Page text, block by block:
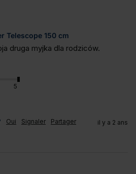
Telescope 150 cm
druga myjka dla rodziców.
5
Oui Signaler Partager il y a 2 ans